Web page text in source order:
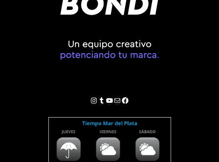
Instagram
Tumblr
YouTube
Correo electrónico
Facebook